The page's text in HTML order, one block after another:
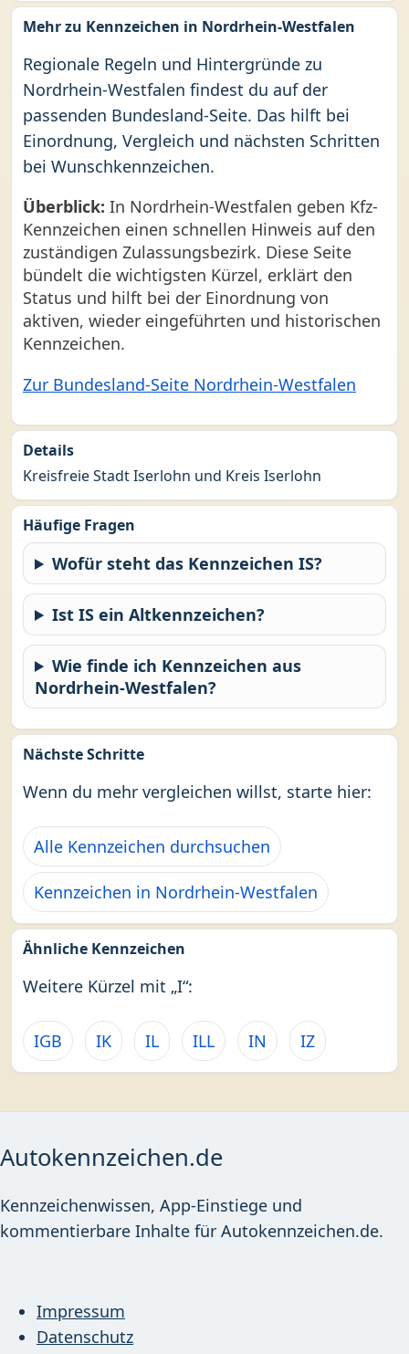
Mehr zu Kennzeichen in Nordrhein-Westfalen
Regionale Regeln und Hintergründe zu
Nordrhein-Westfalen findest du auf der
passenden Bundesland-Seite. Das hilft bei
Einordnung, Vergleich und nächsten Schritten
bei Wunschkennzeichen.
Überblick: In Nordrhein-Westfalen geben Kfz-
Kennzeichen einen schnellen Hinweis auf den
zuständigen Zulassungsbezirk. Diese Seite
bündelt die wichtigsten Kürzel, erklärt den
Status und hilft bei der Einordnung von
aktiven, wieder eingeführten und historischen
Kennzeichen.
Zur Bundesland-Seite Nordrhein-Westfalen
Details
Kreisfreie Stadt Iserlohn und Kreis Iserlohn
Häufige Fragen
Wofür steht das Kennzeichen IS?
Ist IS ein Altkennzeichen?
Wie finde ich Kennzeichen aus
Nordrhein-Westfalen?
Nächste Schritte
Wenn du mehr vergleichen willst, starte hier:
Alle Kennzeichen durchsuchen
Kennzeichen in Nordrhein-Westfalen
Ähnliche Kennzeichen
Weitere Kürzel mit „I“:
IGB IK IL ILL IN IZ
Autokennzeichen.de
Kennzeichenwissen, App-Einstiege und
kommentierbare Inhalte für Autokennzeichen.de.
Impressum
Datenschutz